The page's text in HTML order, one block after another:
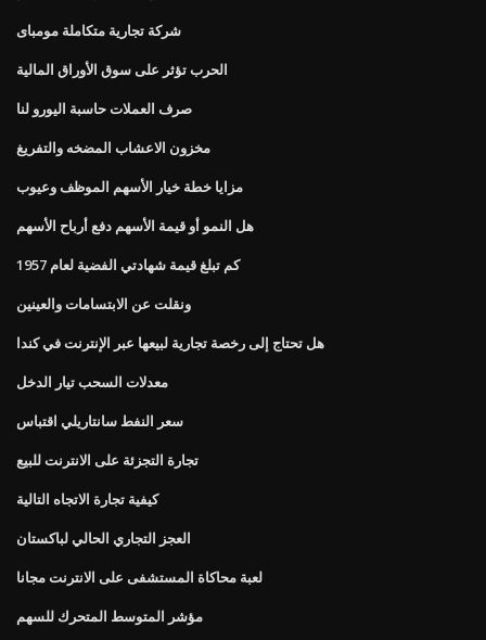
شركة تجارية متكاملة مومباى
الحرب تؤثر على سوق الأوراق المالية
صرف العملات حاسبة اليورو لنا
مخزون الاعشاب المضخه والتفريغ
مزايا خطة خيار الأسهم الموظف وعيوب
هل النمو أو قيمة الأسهم دفع أرباح الأسهم
كم تبلغ قيمة شهادتي الفضية لعام 1957
ونقلت عن الابتسامات والعينين
هل تحتاج إلى رخصة تجارية لبيعها عبر الإنترنت في كندا
معدلات السحب تيار الدخل
سعر النفط سانتاريلي اقتباس
تجارة التجزئة على الانترنت للبيع
كيفية تجارة الاتجاه التالية
العجز التجاري الحالي لباكستان
لعبة محاكاة المستشفى على الانترنت مجانا
مؤشر المتوسط ​​المتحرك للسهم